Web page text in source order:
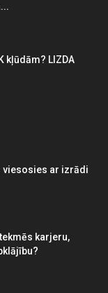
kļūdām? LIZDA
viesosies ar izrādi
karjeru,